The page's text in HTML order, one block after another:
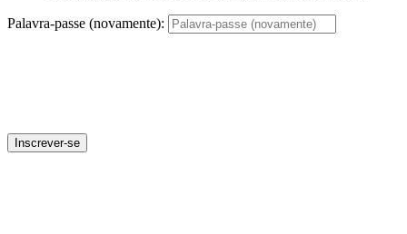
Palavra-passe (novamente):
Inscrever-se